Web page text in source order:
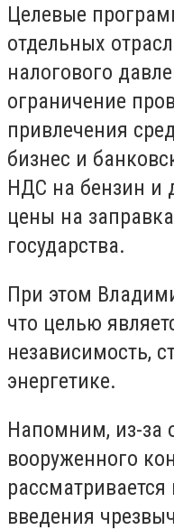
Целевые
отдельных
налогового
ограничение
привлечения
бизнес и
НДС на бензин и
цены на
государства.
При этом
что целью
независимость,
энергетике.
Напомним, из-за
вооруженного
введения